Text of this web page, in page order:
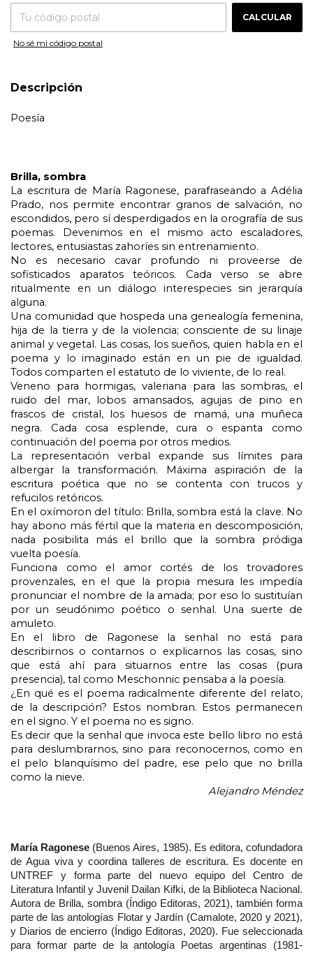
CALCULAR
No sé mi código postal
Descripción
Poesía
Brilla, sombra
La escritura de María Ragonese, parafraseando a Adélia
Prado, nos permite encontrar granos de salvación, no
escondidos, pero sí desperdigados en la orografía de sus
poemas. Devenimos en el mismo acto escaladores,
lectores, entusiastas zahoríes sin entrenamiento.
No es necesario cavar profundo ni proveerse de
sofisticados aparatos teóricos. Cada verso se abre
ritualmente en un diálogo interespecies sin jerarquía
alguna.
Una comunidad que hospeda una genealogía femenina,
hija de la tierra y de la violencia; consciente de su linaje
animal y vegetal. Las cosas, los sueños, quien habla en el
poema y lo imaginado están en un pie de igualdad.
Todos comparten el estatuto de lo viviente, de lo real.
Veneno para hormigas, valeriana para las sombras, el
ruido del mar, lobos amansados, agujas de pino en
frascos de cristal, los huesos de mamá, una muñeca
negra. Cada cosa esplende, cura o espanta como
continuación del poema por otros medios.
La representación verbal expande sus límites para
albergar la transformación. Máxima aspiración de la
escritura poética que no se contenta con trucos y
refucilos retóricos.
En el oxímoron del título: Brilla, sombra está la clave. No
hay abono más fértil que la materia en descomposición,
nada posibilita más el brillo que la sombra pródiga
vuelta poesía.
Funciona como el amor cortés de los trovadores
provenzales, en el que la propia mesura les impedía
pronunciar el nombre de la amada; por eso lo sustituían
por un seudónimo poético o senhal. Una suerte de
amuleto.
En el libro de Ragonese la senhal no está para
describirnos o contarnos o explicarnos las cosas, sino
que está ahí para situarnos entre las cosas (pura
presencia), tal como Meschonnic pensaba a la poesía.
¿En qué es el poema radicalmente diferente del relato,
de la descripción? Estos nombran. Estos permanecen
en el signo. Y el poema no es signo.
Es decir que la senhal que invoca este bello libro no está
para deslumbrarnos, sino para reconocernos, como en
el pelo blanquísimo del padre, ese pelo que no brilla
como la nieve.
Alejandro Méndez
María Ragonese (Buenos Aires, 1985). Es editora, cofundadora
de Agua viva y coordina talleres de escritura. Es docente en
UNTREF y forma parte del nuevo equipo del Centro de
Literatura Infantil y Juvenil Dailan Kifki, de la Biblioteca Nacional.
Autora de Brilla, sombra (Índigo Editoras, 2021), también forma
parte de las antologías Flotar y Jardín (Camalote, 2020 y 2021),
y Diarios de encierro (Índigo Editoras, 2020). Fue seleccionada
para formar parte de la antología Poetas argentinas (1981-